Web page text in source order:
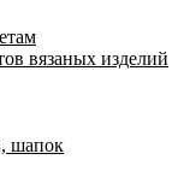
вязаных изделий
шапок